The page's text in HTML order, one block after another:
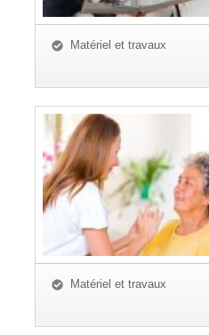
Matériel et travaux
Matériel et travaux